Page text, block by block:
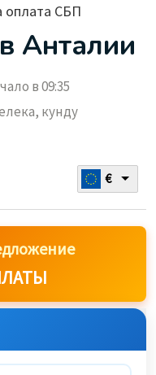
оплата СБП
Анталии
в 09:35
кунду
€